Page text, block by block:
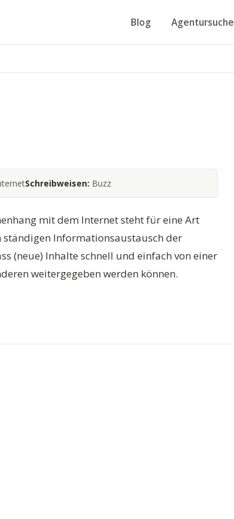
Blog Agentursuche
Schreibweisen: Buzz
mit dem Internet steht für eine Art
ständigen Informationsaustausch der
(neue) Inhalte schnell und einfach von einer
weitergegeben werden können.